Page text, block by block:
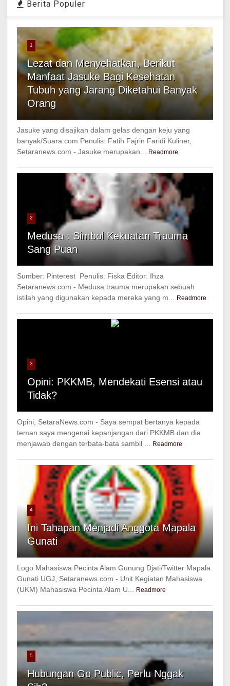
Berita Populer
1
Lezat dan Menyehatkan, Berikut
Manfaat Jasuke Bagi Kesehatan
Tubuh yang Jarang Diketahui Banyak
Orang
Jasuke yang disajikan dalam gelas dengan keju yang
banyak/Suara.com Penulis: Fatih Fajrin Faridi Kuliner,
Setaranews.com - Jasuke merupakan...
Readmore
2
Medusa : Simbol Kekuatan Trauma
Sang Puan
Sumber: Pinterest Penulis: Fiska Editor: Ihza
Setaranews.com - Medusa trauma merupakan sebuah
istilah yang digunakan kepada mereka yang m...
Readmore
3
Opini: PKKMB, Mendekati Esensi atau
Tidak?
Opini, SetaraNews.com - Saya sempat bertanya kepada
teman saya mengenai kepanjangan dari PKKMB dan dia
menjawab dengan terbata-bata sambil ...
Readmore
4
Ini Tahapan Menjadi Anggota Mapala
Gunati
Logo Mahasiswa Pecinta Alam Gunung Djati/Twitter Mapala
Gunati UGJ, Setaranews.com - Unit Kegiatan Mahasiswa
(UKM) Mahasiswa Pecinta Alam U...
Readmore
5
Hubungan Go Public, Perlu Nggak